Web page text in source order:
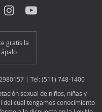
gratis la
| Tel: (511) 748-1400
sexual de niños, niñas y
del cual tengamos conocimiento